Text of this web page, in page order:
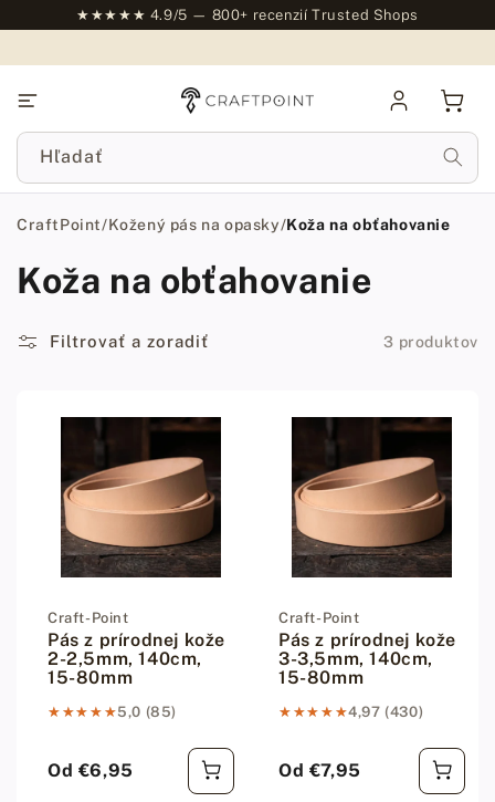
★★★★★ 4.9/5 — 800+ recenzií Trusted Shops
Košík
Hľadať
CraftPoint/Kožený pás na opasky/Koža na obťahovanie
Koža na obťahovanie
Filtrovať a zoradiť 3 produktov
Dodávateľ:
Craft-Point
Pás z prírodnej kože
2-2,5mm, 140cm,
15-80mm
★★★★★
★★★★★5,0 (85)
Bežná cena
Od €6,95
Dodávateľ:
Craft-Point
Pás z prírodnej kože
3-3,5mm, 140cm,
15-80mm
★★★★★
★★★★★4,97 (430)
Bežná cena
Od €7,95